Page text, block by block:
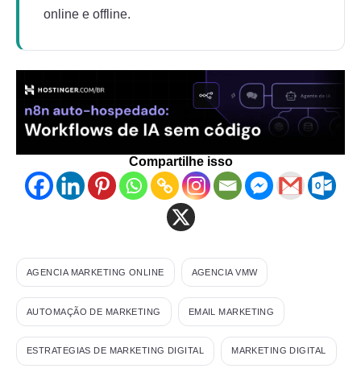
online e offline.
Compartilhe isso
AGENCIA MARKETING ONLINE AGENCIA VMW
AUTOMAÇÃO DE MARKETING EMAIL MARKETING
ESTRATEGIAS DE MARKETING DIGITAL MARKETING DIGITAL